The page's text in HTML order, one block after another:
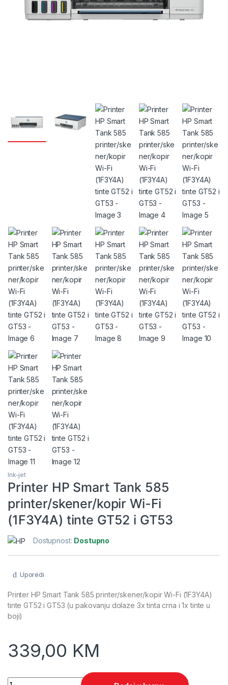
Ink-jet
Printer HP Smart Tank 585
printer/skener/kopir Wi-Fi
(1F3Y4A) tinte GT52 i GT53
Dostupnost: Dostupno
Uporedi
Printer HP Smart Tank 585 printer/skener/kopir Wi-Fi (1F3Y4A)
tinte GT52 i GT53 (u pakovanju dolaze 3x tinta crna i 1x tinte u
boji)
339,00 KM
Printer HP Smart Tank 585 printer/skener/kopir Wi-Fi